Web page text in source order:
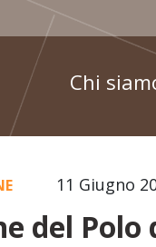
Chi
11 Giugno
del Polo